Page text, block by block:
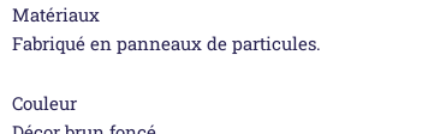
Matériaux
Fabriqué en panneaux de particules.
Couleur